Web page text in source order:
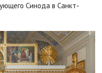
Синода в Санкт-